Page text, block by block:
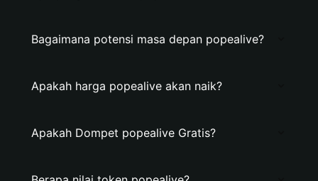
Bagaimana potensi masa depan popealive?
Apakah harga popealive akan naik?
Apakah Dompet popealive Gratis?